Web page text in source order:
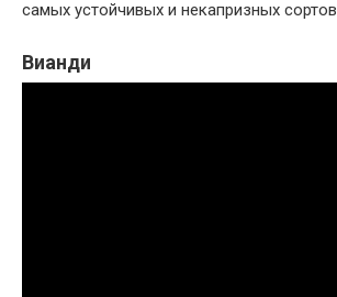
самых устойчивых и некапризных сортов.
Вианди